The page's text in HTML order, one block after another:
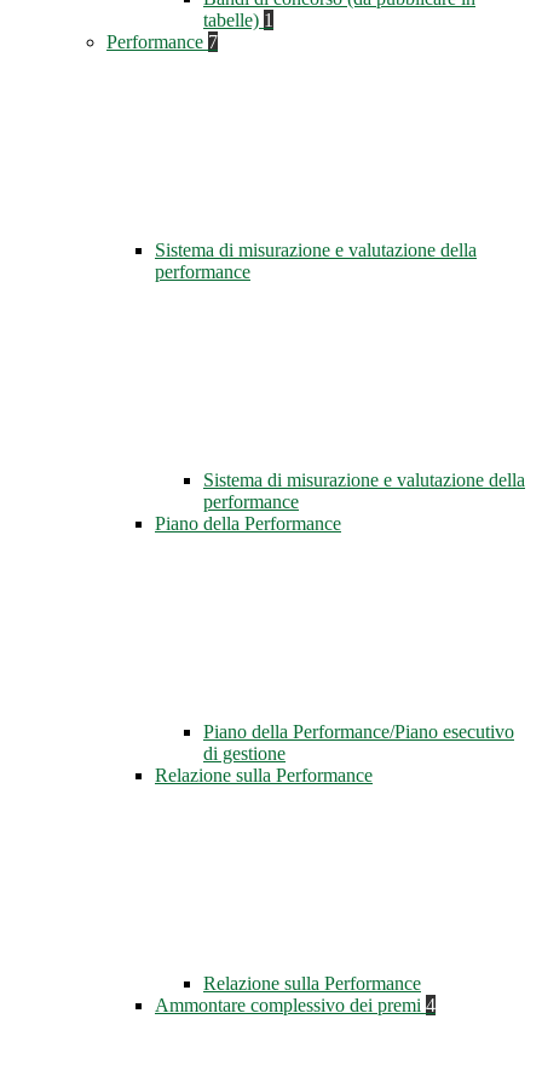
tabelle) 1
Performance 7
Sistema di misurazione e valutazione della
performance
Sistema di misurazione e valutazione della
performance
Piano della Performance
Piano della Performance/Piano esecutivo
di gestione
Relazione sulla Performance
Relazione sulla Performance
Ammontare complessivo dei premi 4